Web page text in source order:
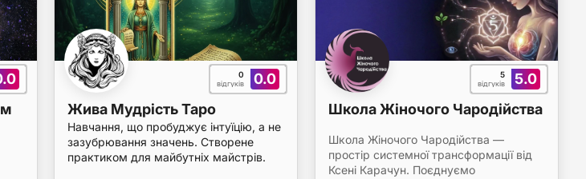
0.0
0
відгуків
Жива Мудрість Таро
Навчання, що пробуджує інтуїцію, а не
зазубрювання значень. Створене
практиком для майбутніх майстрів.
5.0
5
відгуків
Школа Жіночого Чародійства
Школа Жіночого Чародійства —
простір системної трансформації від
Ксені Карачун. Поєднуємо